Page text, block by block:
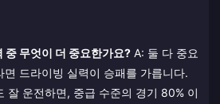
중 무엇이 더 중요한가요? A: 둘 다 중요
드라이빙 실력이 승패를 가릅니다.
잘 운전하면, 중급 수준의 경기 80% 이